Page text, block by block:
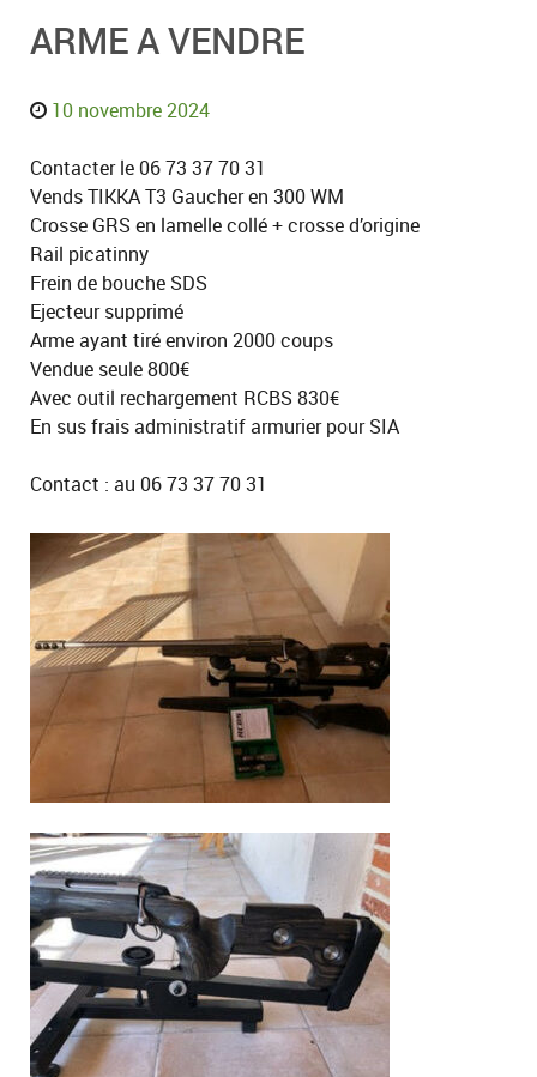
ARME A VENDRE
10 novembre 2024
Contacter le 06 73 37 70 31
Vends TIKKA T3 Gaucher en 300 WM
Crosse GRS en lamelle collé + crosse d’origine
Rail picatinny
Frein de bouche SDS
Ejecteur supprimé
Arme ayant tiré environ 2000 coups
Vendue seule 800€
Avec outil rechargement RCBS 830€
En sus frais administratif armurier pour SIA
Contact : au 06 73 37 70 31